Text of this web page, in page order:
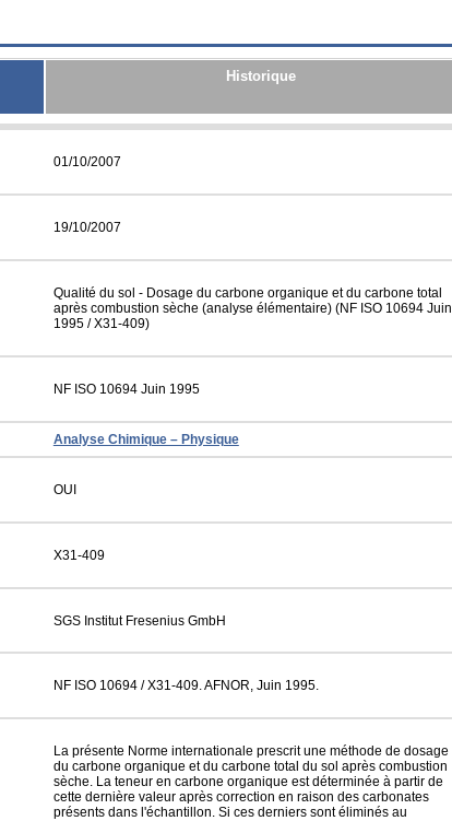
Historique
01/10/2007
19/10/2007
Qualité du sol - Dosage du carbone organique et du carbone total
après combustion sèche (analyse élémentaire) (NF ISO 10694 Juin
1995 / X31-409)
NF ISO 10694 Juin 1995
Analyse Chimique – Physique
OUI
X31-409
SGS Institut Fresenius GmbH
NF ISO 10694 / X31-409. AFNOR, Juin 1995.
La présente Norme internationale prescrit une méthode de dosage
du carbone organique et du carbone total du sol après combustion
sèche. La teneur en carbone organique est déterminée à partir de
cette dernière valeur après correction en raison des carbonates
présents dans l'échantillon. Si ces derniers sont éliminés au